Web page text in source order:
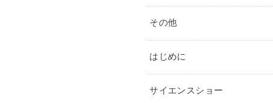
その他
はじめに
サイエンスショー